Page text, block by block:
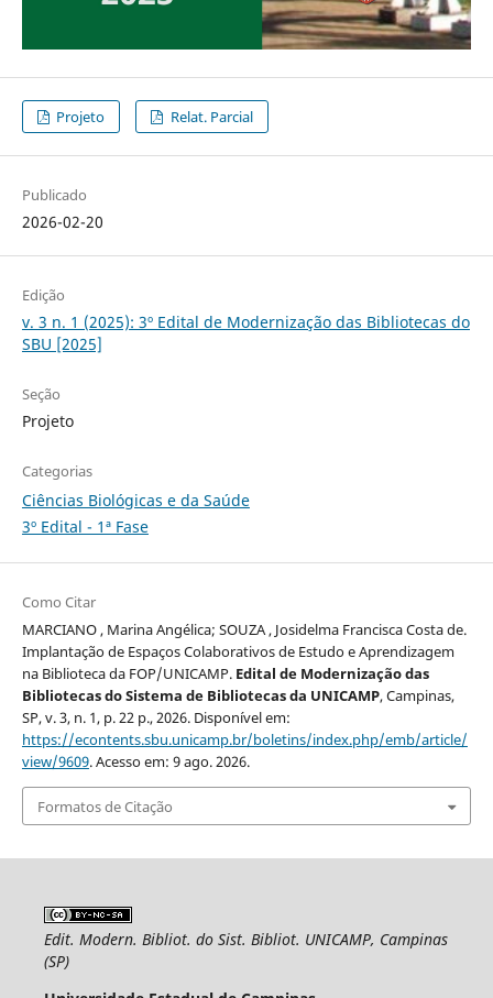
Projeto Relat. Parcial
Publicado
2026-02-20
Edição
v. 3 n. 1 (2025): 3º Edital de Modernização das Bibliotecas do
SBU [2025]
Seção
Projeto
Categorias
Ciências Biológicas e da Saúde
3º Edital - 1ª Fase
Como Citar
MARCIANO , Marina Angélica; SOUZA , Josidelma Francisca Costa de.
Implantação de Espaços Colaborativos de Estudo e Aprendizagem
na Biblioteca da FOP/UNICAMP. Edital de Modernização das
Bibliotecas do Sistema de Bibliotecas da UNICAMP, Campinas,
SP, v. 3, n. 1, p. 22 p., 2026. Disponível em:
https://econtents.sbu.unicamp.br/boletins/index.php/emb/article/
view/9609. Acesso em: 9 ago. 2026.
Formatos de Citação
Edit. Modern. Bibliot. do Sist. Bibliot. UNICAMP, Campinas
(SP)